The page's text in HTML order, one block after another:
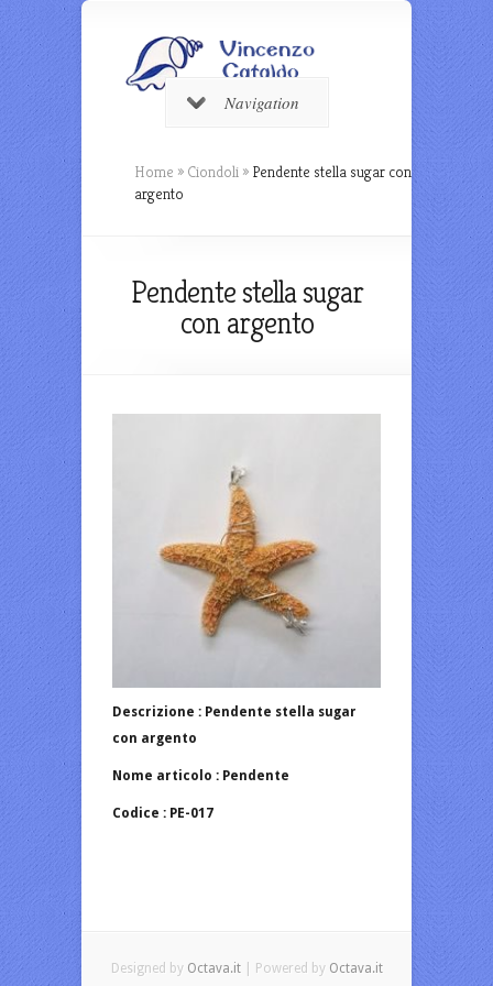
Navigation
Home » Ciondoli » Pendente stella sugar con
argento
Pendente stella sugar
con argento
Descrizione : Pendente stella sugar
con argento
Nome articolo : Pendente
Codice : PE-017
Designed by Octava.it| Powered by Octava.it